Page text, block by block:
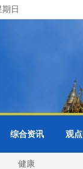
日
综合资讯 观
健康